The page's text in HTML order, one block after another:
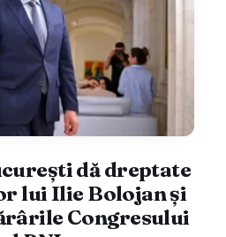
dă dreptate
lui Ilie Bolojan și
Congresului